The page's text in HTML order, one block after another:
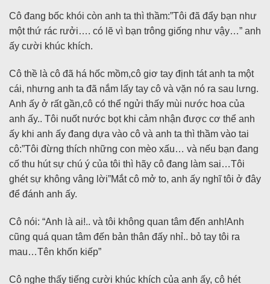
Cô đang bốc khói còn anh ta thì thầm:”Tôi đã đẩy bạn như
một thứ rác rưởi…. có lẽ vì bạn trông giống như vậy…” anh
ấy cười khúc khích.
Cô thề là cô đã há hốc mồm,cô giơ tay định tát anh ta một
cái, nhưng anh ta đã nắm lấy tay cô và vặn nó ra sau lưng.
Anh ấy ở rất gần,cô có thể ngửi thấy mùi nước hoa của
anh ấy.. Tôi nuốt nước bọt khi cảm nhận được cơ thể anh
ấy khi anh ấy đang dựa vào cô và anh ta thì thầm vào tai
cô:”Tôi đừng thích những con mèo xấu… và nếu bạn đang
cố thu hút sự chú ý của tôi thì hãy cô đang làm sai…Tôi
ghét sự không vâng lời”Mắt cô mở to, anh ấy nghĩ tôi ở đây
để đánh anh ấy.
Cô nói: “Anh là ai!.. và tôi không quan tâm đến anh!Anh
cũng quá quan tâm đến bản thân đấy nhỉ.. bỏ tay tôi ra
mau…Tên khốn kiếp”
Cô nghe thấy tiếng cười khúc khích của anh ấy, cô hét